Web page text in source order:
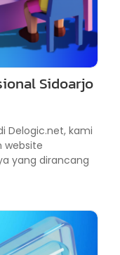
Sidoarjo
Delogic.net, kami
website
yang dirancang